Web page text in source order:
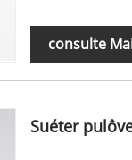
consulte
Suéter